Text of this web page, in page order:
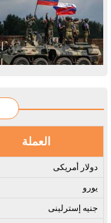
العملة
دولار أمريكى​
يورو​
جنيه إسترلينى​